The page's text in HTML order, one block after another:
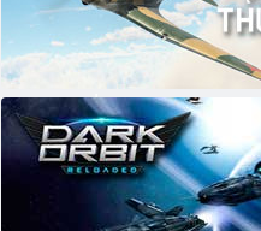
מלחמה טאַנדער